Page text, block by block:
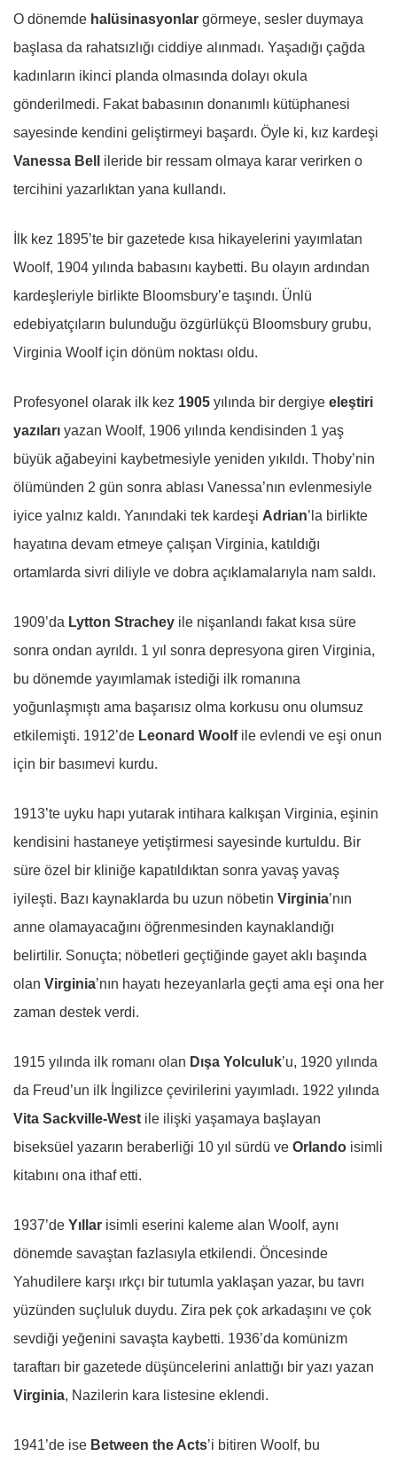
O dönemde halüsinasyonlar görmeye, sesler duymaya
başlasa da rahatsızlığı ciddiye alınmadı. Yaşadığı çağda
kadınların ikinci planda olmasında dolayı okula
gönderilmedi. Fakat babasının donanımlı kütüphanesi
sayesinde kendini geliştirmeyi başardı. Öyle ki, kız kardeşi
Vanessa Bell
ileride bir ressam olmaya karar verirken o
tercihini yazarlıktan yana kullandı.
İlk kez 1895’te bir gazetede kısa hikayelerini yayımlatan
Woolf, 1904 yılında babasını kaybetti. Bu olayın ardından
kardeşleriyle birlikte Bloomsbury’e taşındı. Ünlü
edebiyatçıların bulunduğu özgürlükçü Bloomsbury grubu,
Virginia Woolf için dönüm noktası oldu.
Profesyonel olarak ilk kez 1905 yılında bir dergiye eleştiri
yazıları yazan Woolf, 1906 yılında kendisinden 1 yaş
büyük ağabeyini kaybetmesiyle yeniden yıkıldı. Thoby’nin
ölümünden 2 gün sonra ablası Vanessa’nın evlenmesiyle
iyice yalnız kaldı. Yanındaki tek kardeşi Adrian’la birlikte
hayatına devam etmeye çalışan Virginia, katıldığı
ortamlarda sivri diliyle ve dobra açıklamalarıyla nam saldı.
1909’da Lytton Strachey ile nişanlandı fakat kısa süre
sonra ondan ayrıldı. 1 yıl sonra depresyona giren Virginia,
bu dönemde yayımlamak istediği ilk romanına
yoğunlaşmıştı ama başarısız olma korkusu onu olumsuz
etkilemişti. 1912’de Leonard Woolfile evlendi ve eşi onun
için bir basımevi kurdu.
1913’te uyku hapı yutarak intihara kalkışan Virginia, eşinin
kendisini hastaneye yetiştirmesi sayesinde kurtuldu. Bir
süre özel bir kliniğe kapatıldıktan sonra yavaş yavaş
iyileşti. Bazı kaynaklarda bu uzun nöbetin Virginia’nın
anne olamayacağını öğrenmesinden kaynaklandığı
belirtilir. Sonuçta; nöbetleri geçtiğinde gayet aklı başında
olan Virginia’nın hayatı hezeyanlarla geçti ama eşi ona her
zaman destek verdi.
1915 yılında ilk romanı olan Dışa Yolculuk’u, 1920 yılında
da Freud’un ilk İngilizce çevirilerini yayımladı. 1922 yılında
Vita Sackville-West ile ilişki yaşamaya başlayan
biseksüel yazarın beraberliği 10 yıl sürdü ve Orlando isimli
kitabını ona ithaf etti.
1937’de Yıllar isimli eserini kaleme alan Woolf, aynı
dönemde savaştan fazlasıyla etkilendi. Öncesinde
Yahudilere karşı ırkçı bir tutumla yaklaşan yazar, bu tavrı
yüzünden suçluluk duydu. Zira pek çok arkadaşını ve çok
sevdiği yeğenini savaşta kaybetti. 1936’da komünizm
taraftarı bir gazetede düşüncelerini anlattığı bir yazı yazan
Virginia, Nazilerin kara listesine eklendi.
1941’de ise Between the Acts’i bitiren Woolf, bu